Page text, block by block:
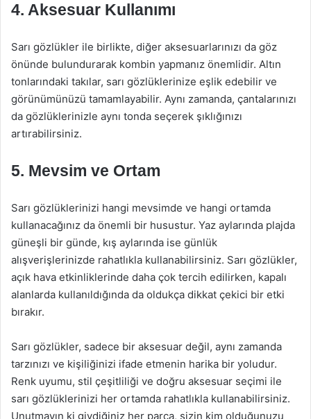
4. Aksesuar Kullanımı
Sarı gözlükler ile birlikte, diğer aksesuarlarınızı da göz
önünde bulundurarak kombin yapmanız önemlidir. Altın
tonlarındaki takılar, sarı gözlüklerinize eşlik edebilir ve
görünümünüzü tamamlayabilir. Aynı zamanda, çantalarınızı
da gözlüklerinizle aynı tonda seçerek şıklığınızı
artırabilirsiniz.
5. Mevsim ve Ortam
Sarı gözlüklerinizi hangi mevsimde ve hangi ortamda
kullanacağınız da önemli bir husustur. Yaz aylarında plajda
güneşli bir günde, kış aylarında ise günlük
alışverişlerinizde rahatlıkla kullanabilirsiniz. Sarı gözlükler,
açık hava etkinliklerinde daha çok tercih edilirken, kapalı
alanlarda kullanıldığında da oldukça dikkat çekici bir etki
bırakır.
Sarı gözlükler, sadece bir aksesuar değil, aynı zamanda
tarzınızı ve kişiliğinizi ifade etmenin harika bir yoludur.
Renk uyumu, stil çeşitliliği ve doğru aksesuar seçimi ile
sarı gözlüklerinizi her ortamda rahatlıkla kullanabilirsiniz.
Unutmayın ki giydiğiniz her parça, sizin kim olduğunuzu